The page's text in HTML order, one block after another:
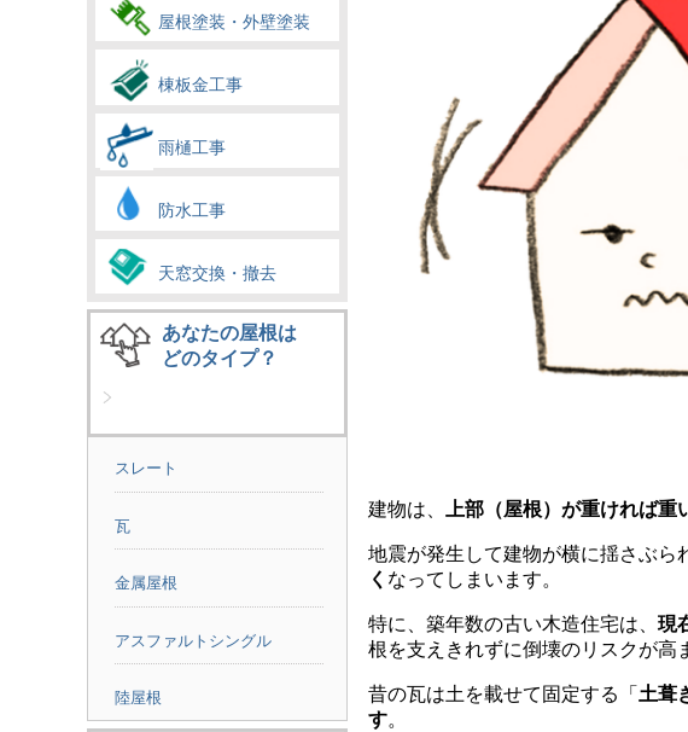
屋根塗装・外壁塗装
棟板金工事
雨樋工事
防水工事
天窓交換・撤去
あなたの屋根は
どのタイプ？
スレート
瓦
金属屋根
アスファルトシングル
陸屋根
建物は、 上部（屋根）が重ければ重
地震が発生して建物が横に揺さぶら
く なってしまいます。
特に、築年数の古い木造住宅は、 現
根を支えきれずに倒壊のリスクが高
昔の瓦は土を載せて固定する「 土葺
す。